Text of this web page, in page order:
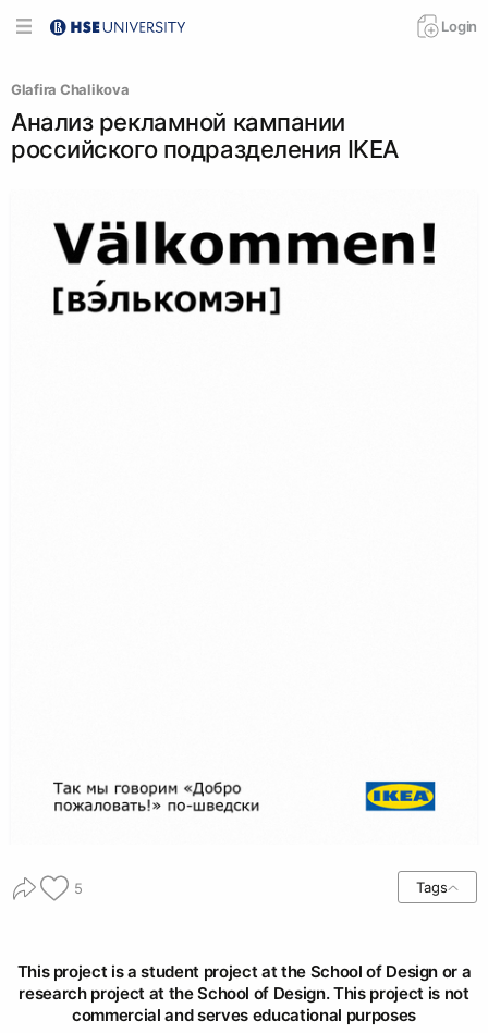
Login
Glafira Chalikova
Анализ рекламной кампании
российского подразделения IKEA
5 Tags
This project is a student project at the School of Design or a
research project at the School of Design. This project is not
commercial and serves educational purposes